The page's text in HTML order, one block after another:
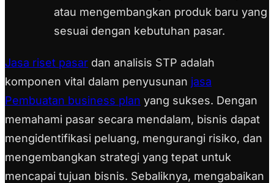
atau mengembangkan produk baru yang
sesuai dengan kebutuhan pasar.
Jasa riset pasar dan analisis STP adalah
komponen vital dalam penyusunan jasa
Pembuatan business plan yang sukses. Dengan
memahami pasar secara mendalam, bisnis dapat
mengidentifikasi peluang, mengurangi risiko, dan
mengembangkan strategi yang tepat untuk
mencapai tujuan bisnis. Sebaliknya, mengabaikan